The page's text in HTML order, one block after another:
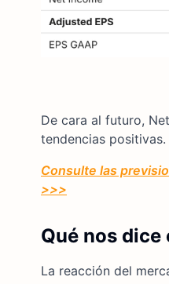
De cara al futuro,
tendencias positivas.
Consulte las
>>>
Qué nos dice
La reacción del